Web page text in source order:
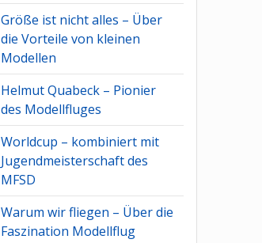
Größe ist nicht alles – Über
die Vorteile von kleinen
Modellen
Helmut Quabeck – Pionier
des Modellfluges
Worldcup – kombiniert mit
Jugendmeisterschaft des
MFSD
Warum wir fliegen – Über die
Faszination Modellflug